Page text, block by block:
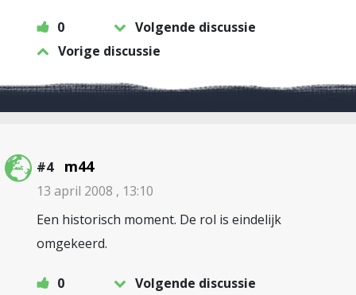
0
Volgende discussie
Vorige discussie
#4 m44
13 april 2008 , 13:10
Een historisch moment. De rol is eindelijk
omgekeerd.
0 Volgende discussie